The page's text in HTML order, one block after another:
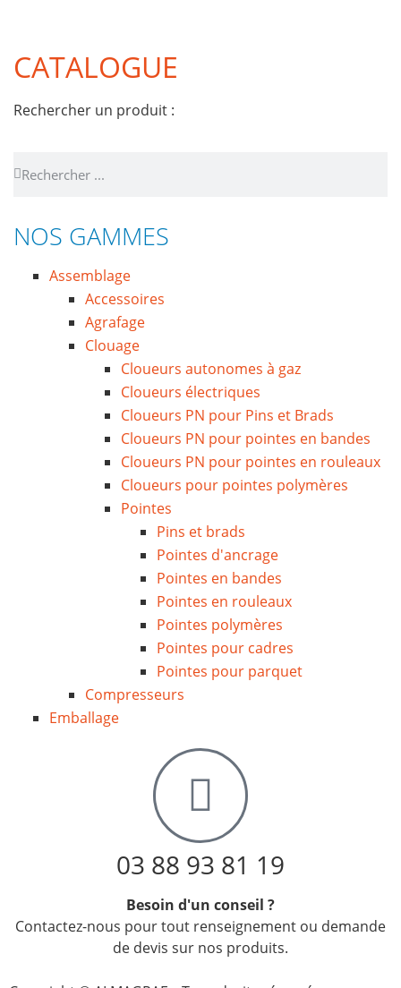
CATALOGUE
Rechercher un produit :
NOS GAMMES
Assemblage
Accessoires
Agrafage
Clouage
Cloueurs autonomes à gaz
Cloueurs électriques
Cloueurs PN pour Pins et Brads
Cloueurs PN pour pointes en bandes
Cloueurs PN pour pointes en rouleaux
Cloueurs pour pointes polymères
Pointes
Pins et brads
Pointes d'ancrage
Pointes en bandes
Pointes en rouleaux
Pointes polymères
Pointes pour cadres
Pointes pour parquet
Compresseurs
Emballage
03 88 93 81 19
Besoin d'un conseil ?
Contactez-nous pour tout renseignement ou demande
de devis sur nos produits.